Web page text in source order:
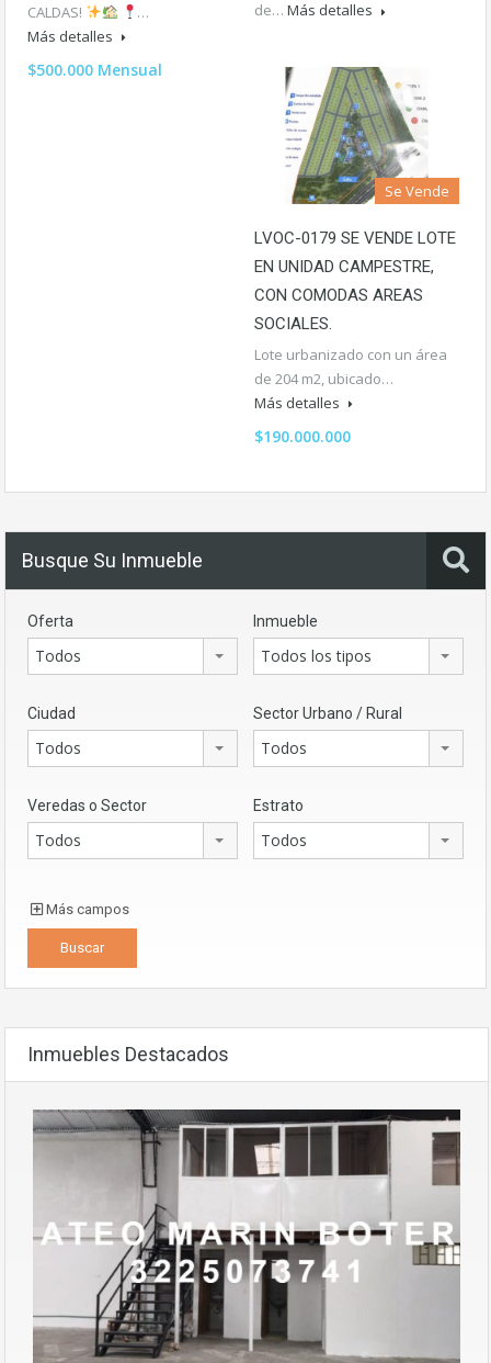
CALDAS!
…
Más detalles
$500.000 Mensual
de… Más detalles
Se Vende
LVOC-0179 SE VENDE LOTE
EN UNIDAD CAMPESTRE,
CON COMODAS AREAS
SOCIALES.
Lote urbanizado con un área
de 204 m2, ubicado…
Más detalles
$190.000.000
Busque Su Inmueble
Oferta
Todos
Inmueble
Todos los tipos
Ciudad
Todos
Sector Urbano / Rural
Todos
Veredas o Sector
Todos
Estrato
Todos
Más campos
Inmuebles Destacados